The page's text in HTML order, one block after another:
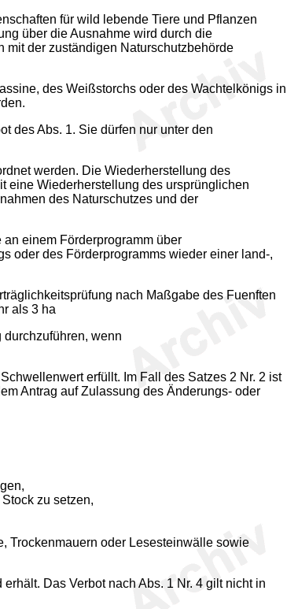
für wild lebende Tiere und Pflanzen
über die Ausnahme wird durch die
mit der zuständigen Naturschutzbehörde
des Weißstorchs oder des Wachtelkönigs in
des Abs. 1. Sie dürfen nur unter den
werden. Die Wiederherstellung des
eine Wiederherstellung des ursprünglichen
des Naturschutzes und der
einem Förderprogramm über
oder des Förderprogramms wieder einer land-,
nach Maßgabe des Fuenften
als 3 ha
wenn
erfüllt. Im Fall des Satzes 2 Nr. 2 ist
Antrag auf Zulassung des Änderungs- oder
zu setzen,
Trockenmauern oder Lesesteinwälle sowie
Das Verbot nach Abs. 1 Nr. 4 gilt nicht in